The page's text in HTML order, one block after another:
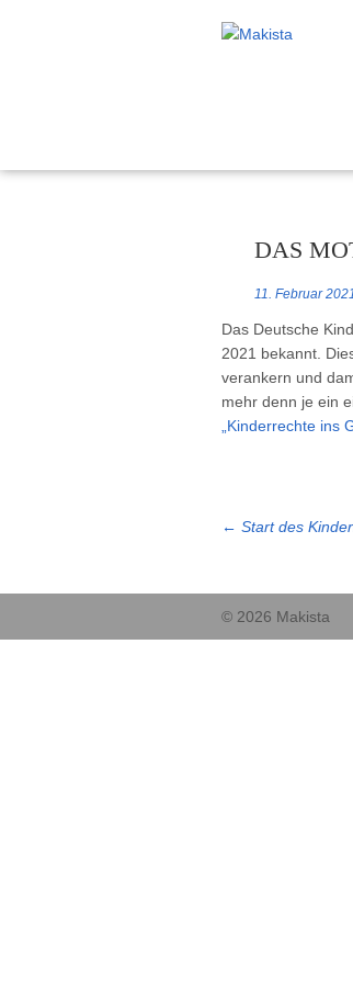
DAS
11. Februar
Das Deutsche
2021 bekannt.
verankern und
mehr denn je ein
„Kinderrechte ins
← Start des
© 2026 Makista